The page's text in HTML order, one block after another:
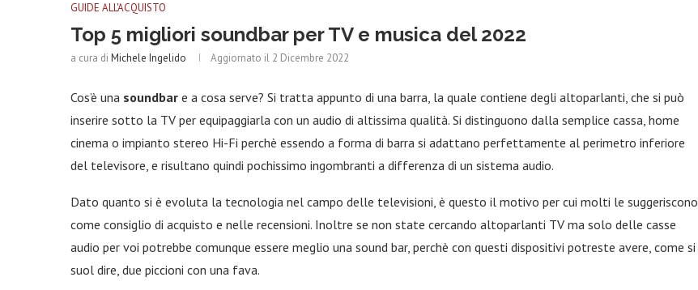
GUIDE ALL'ACQUISTO
Top 5 migliori soundbar per TV e musica del 2022
a cura di Michele Ingelido Aggiornato il 2 Dicembre 2022
Cos’è una soundbar e a cosa serve? Si tratta appunto di una barra, la quale contiene degli altoparlanti, che si può
inserire sotto la TV per equipaggiarla con un audio di altissima qualità. Si distinguono dalla semplice cassa, home
cinema o impianto stereo Hi-Fi perchè essendo a forma di barra si adattano perfettamente al perimetro inferiore
del televisore, e risultano quindi pochissimo ingombranti a differenza di un sistema audio.
Dato quanto si è evoluta la tecnologia nel campo delle televisioni, è questo il motivo per cui molti le suggeriscono
come consiglio di acquisto e nelle recensioni. Inoltre se non state cercando altoparlanti TV ma solo delle casse
audio per voi potrebbe comunque essere meglio una sound bar, perchè con questi dispositivi potreste avere, come si
suol dire, due piccioni con una fava.